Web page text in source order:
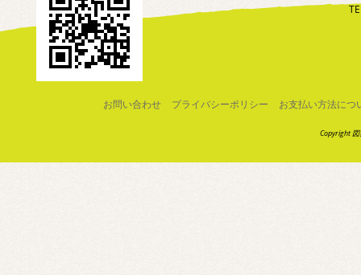
お問い合わせ プライバシーポリシー お支払い方法につ
Copyright 図